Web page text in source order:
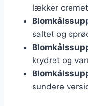
lækker
saltet og
krydret og
sundere